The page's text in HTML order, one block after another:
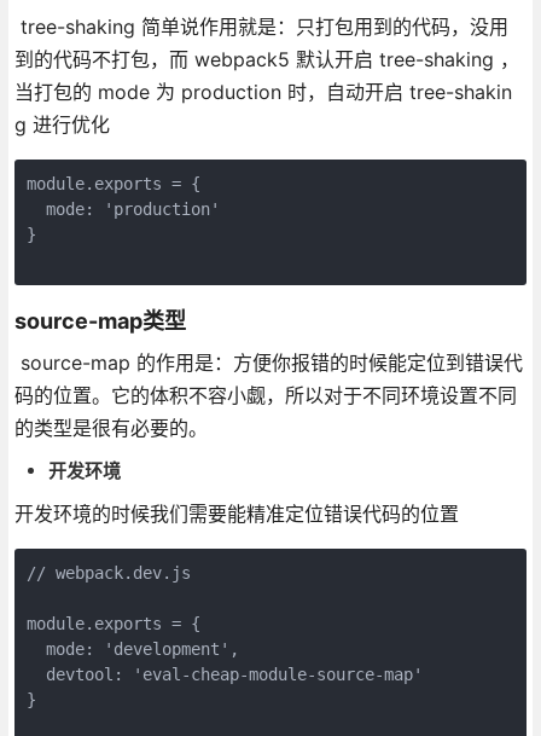
tree-shaking 简单说作用就是：只打包用到的代码，没用
到的代码不打包，而 webpack5 默认开启 tree-shaking ，
当打包的 mode 为 production 时，自动开启 tree-shakin
g 进行优化
module.exports = {
  mode: 'production'
}
source-map类型
source-map 的作用是：方便你报错的时候能定位到错误代
码的位置。它的体积不容小觑，所以对于不同环境设置不同
的类型是很有必要的。
开发环境
开发环境的时候我们需要能精准定位错误代码的位置
// webpack.dev.js
module.exports = {
  mode: 'development',
  devtool: 'eval-cheap-module-source-map'
}